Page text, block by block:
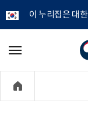
이 누리집은 대
메
기